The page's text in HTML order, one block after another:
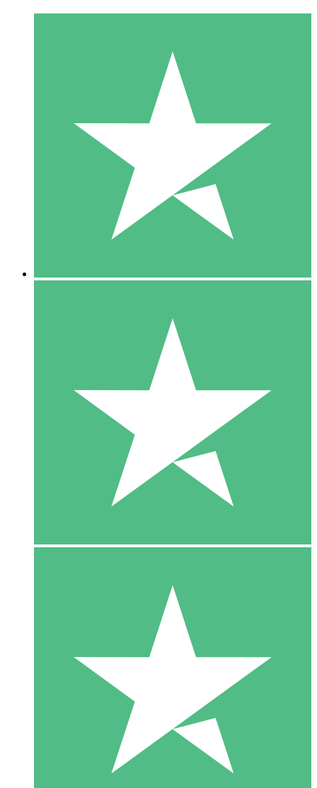
Packs de Crédits Individuels
Payez à l'utilisation avec des crédits de téléchargement. Sans
1 Téléchargement
10 00
10 Téléchargements
20 00